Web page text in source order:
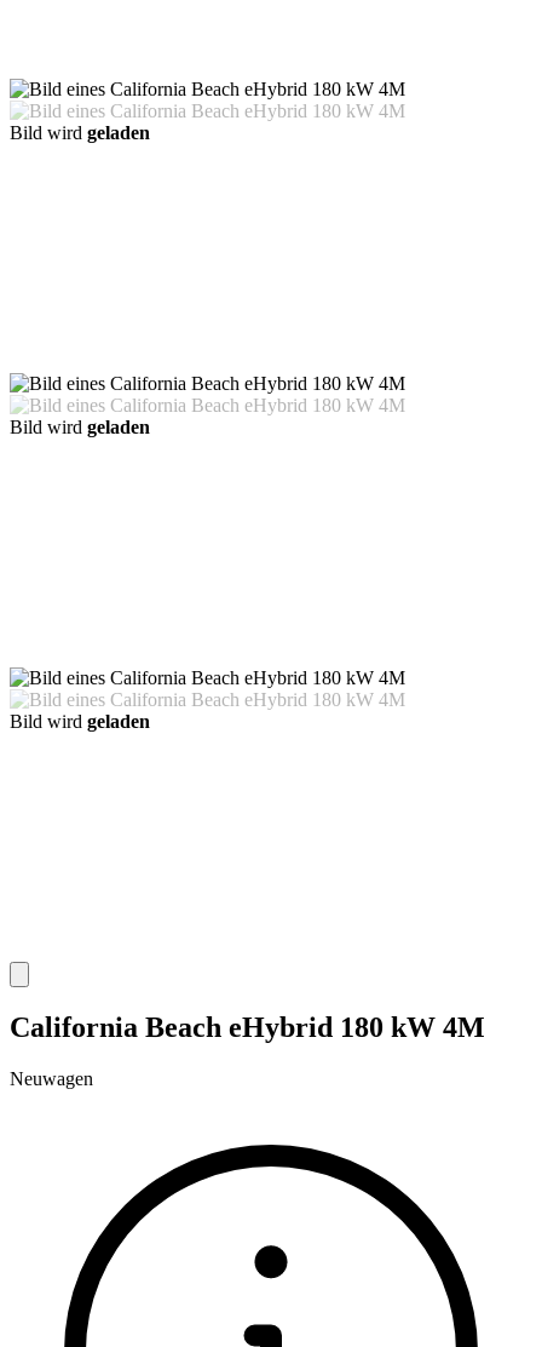
Bild wird geladen
Bild wird geladen
Bild wird geladen
California Beach eHybrid 180 kW 4M
Neuwagen